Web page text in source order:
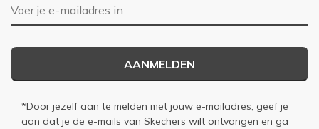
E-mailadres
AANMELDEN
*Door jezelf aan te melden met jouw e-mailadres, geef je
aan dat je de e-mails van Skechers wilt ontvangen en ga